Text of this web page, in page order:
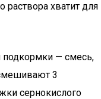
раствора хватит для
подкормки — смесь,
3
сернокислого